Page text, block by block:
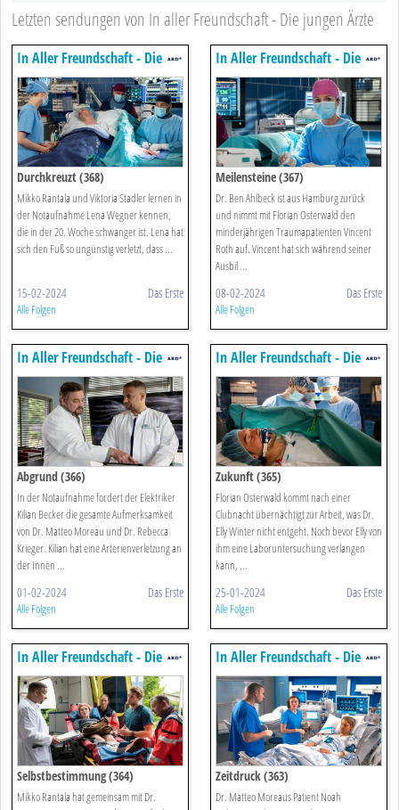
Letzten sendungen von In aller Freundschaft - Die jungen Ärzte
In Aller Freundschaft - Die
Jungen ärzte
Durchkreuzt (368)
Mikko Rantala und Viktoria Stadler lernen in
der Notaufnahme Lena Wegner kennen,
die in der 20. Woche schwanger ist. Lena hat
sich den Fuß so ungünstig verletzt, dass ...
15-02-2024 Das Erste
Alle Folgen
In Aller Freundschaft - Die
Jungen ärzte
Meilensteine (367)
Dr. Ben Ahlbeck ist aus Hamburg zurück
und nimmt mit Florian Osterwald den
minderjährigen Traumapatienten Vincent
Roth auf. Vincent hat sich während seiner
Ausbil ...
08-02-2024 Das Erste
Alle Folgen
In Aller Freundschaft - Die
Jungen ärzte
Abgrund (366)
In der Notaufnahme fordert der Elektriker
Kilian Becker die gesamte Aufmerksamkeit
von Dr. Matteo Moreau und Dr. Rebecca
Krieger. Kilian hat eine Arterienverletzung an
der Innen ...
01-02-2024 Das Erste
Alle Folgen
In Aller Freundschaft - Die
Jungen ärzte
Zukunft (365)
Florian Osterwald kommt nach einer
Clubnacht übernächtigt zur Arbeit, was Dr.
Elly Winter nicht entgeht. Noch bevor Elly von
ihm eine Laboruntersuchung verlangen
kann, ...
25-01-2024 Das Erste
Alle Folgen
In Aller Freundschaft - Die
Jungen ärzte
Selbstbestimmung (364)
Mikko Rantala hat gemeinsam mit Dr.
In Aller Freundschaft - Die
Jungen ärzte
Zeitdruck (363)
Dr. Matteo Moreaus Patient Noah